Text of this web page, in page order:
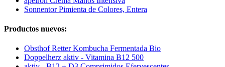
Sonnentor Pimienta de Colores, Entera
Productos nuevos:
Obsthof Retter Kombucha Fermentada Bio
Doppelherz aktiv - Vitamina B12 500